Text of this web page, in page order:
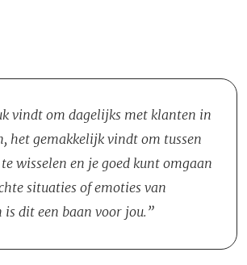
de afdeling Wonen, een team dat zich
je bij aan een prettige woonomgeving in de
vindt om dagelijks met klanten in
het gemakkelijk vindt om tussen
wisselen en je goed kunt omgaan
situaties of emoties van
is dit een baan voor jou.